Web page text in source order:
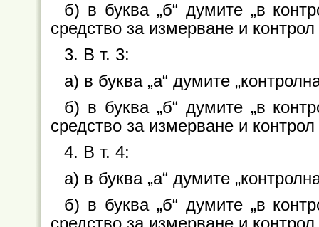
б) в буква „б“ думите „в
средство за измерване и контрол
3. В т. 3:
а) в буква „а“ думите
б) в буква „б“ думите „в
средство за измерване и контрол
4. В т. 4:
а) в буква „а“ думите
б) в буква „б“ думите „в